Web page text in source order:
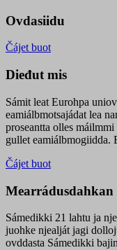
Ovdasiidu
Čájet buot
Dieđut mis
Sámit leat Eurohpa
eamiálbmotsajádat lea
proseantta olles
gullet eamiálbmogiidda.
Čájet buot
Mearrádusdahkan
Sámedikki 21 lahtu ja
juohke njealját jagi
ovddasta Sámedikki